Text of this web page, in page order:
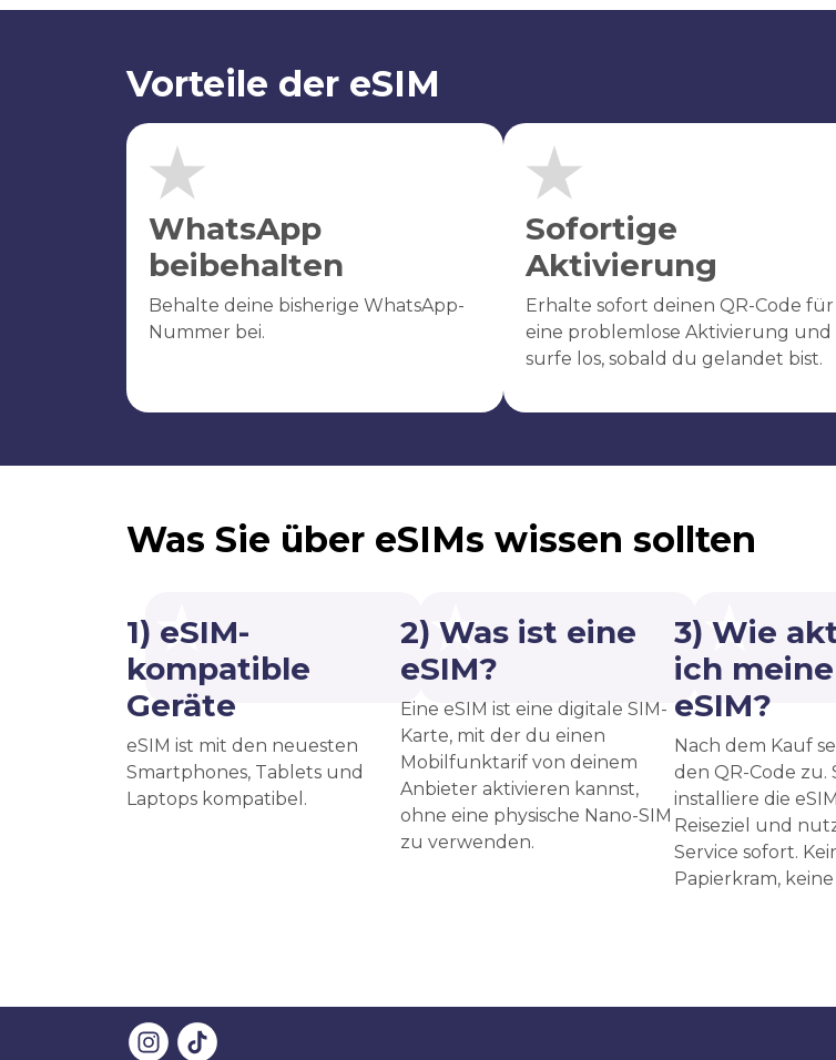
Vorteile der eSIM
WhatsApp
beibehalten
Behalte deine bisherige WhatsApp-
Nummer bei.
Sofortige
Aktivierung
Erhalte sofort deinen QR-Code für
eine problemlose Aktivierung und
surfe los, sobald du gelandet bist.
Was Sie über eSIMs wissen sollten
1) eSIM-
kompatible
Geräte
eSIM ist mit den neuesten
Smartphones, Tablets und
Laptops kompatibel.
2) Was ist eine
eSIM?
Eine eSIM ist eine digitale SIM-
Karte, mit der du einen
Mobilfunktarif von deinem
Anbieter aktivieren kannst,
ohne eine physische Nano-SIM
zu verwenden.
3) Wie
ich
eSIM?
Nach dem Kauf
den QR-Code zu.
installiere die
Reiseziel und
Service sofort.
Papierkram,